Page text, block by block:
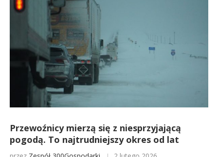
Przewoźnicy mierzą się z niesprzyjającą
pogodą. To najtrudniejszy okres od lat